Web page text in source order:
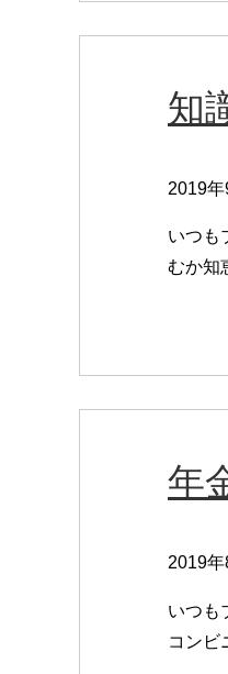
知
2019年
いつも
むか知
年
2019年
いつも
コンビ